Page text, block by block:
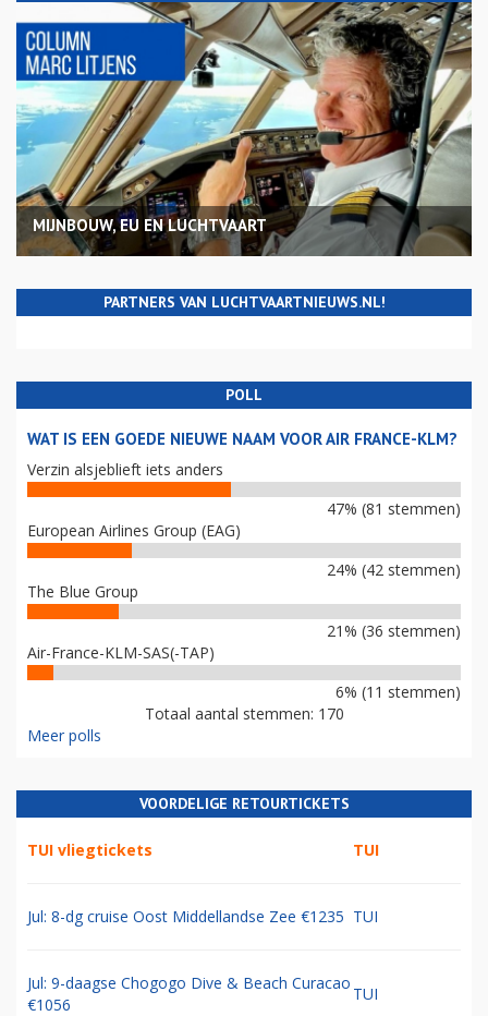
MIJNBOUW, EU EN LUCHTVAART
PARTNERS VAN LUCHTVAARTNIEUWS.NL!
POLL
WAT IS EEN GOEDE NIEUWE NAAM VOOR AIR FRANCE-KLM?
Verzin alsjeblieft iets anders
47% (81 stemmen)
European Airlines Group (EAG)
24% (42 stemmen)
The Blue Group
21% (36 stemmen)
Air-France-KLM-SAS(-TAP)
6% (11 stemmen)
Totaal aantal stemmen: 170
Meer polls
VOORDELIGE RETOURTICKETS
TUI vliegtickets TUI
Jul: 8-dg cruise Oost Middellandse Zee €1235 TUI
Jul: 9-daagse Chogogo Dive & Beach Curacao
€1056
TUI